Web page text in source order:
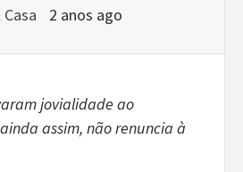
2 anos ago
jovialidade ao
assim, não renuncia à